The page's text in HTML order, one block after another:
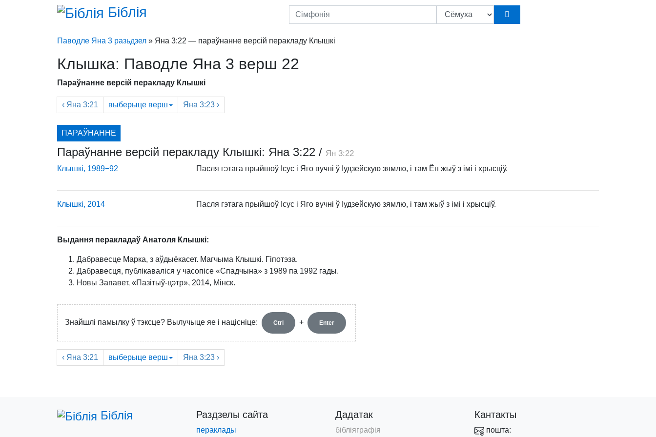
Біблія
Паводле Яна 3 разьдзел » Яна 3:22 — параўнанне версій перакладу Клышкi
Клышкa: Паводле Яна 3 верш 22
Параўнанне версій перакладу Клышкi
‹ Яна 3:21 выберыце верш Яна 3:23 ›
ПАРАЎНАННЕ
Параўнанне версій перакладу Клышкi: Яна 3:22 / Ян 3:22
Клышкi, 1989−92 Пасля гэтага прыйшоў Ісус і Яго вучні ў Іудзейскую зямлю, і там Ён жыў з імі і хрысціў.
Клышкi, 2014 Пасля гэтага прыйшоў Ісус і Яго вучні ў Іудзейскую зямлю, і там жыў з імі і хрысціў.
Выдання перакладаў Анатоля Клышкi:
Дабравесце Марка, з аўдыёкасет. Магчыма Клышкi. Гіпотэза.
Дабравесця, публікаваліся у часопісе «Спадчына» з 1989 па 1992 гады.
Новы Запавет, «Пазiтыў-цэтр», 2014, Мінск.
Знайшлі памылку ў тэксце? Вылучыце яе і націсніце: Ctrl + Enter
‹ Яна 3:21 выберыце верш Яна 3:23 ›
Біблія Раздзелы сайта
пераклады
Дадатак
бібліяграфія
Кантакты
пошта: